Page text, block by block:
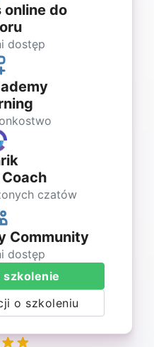
online do
dostęp
czatów
Community
dostęp
szkolenie
o szkoleniu